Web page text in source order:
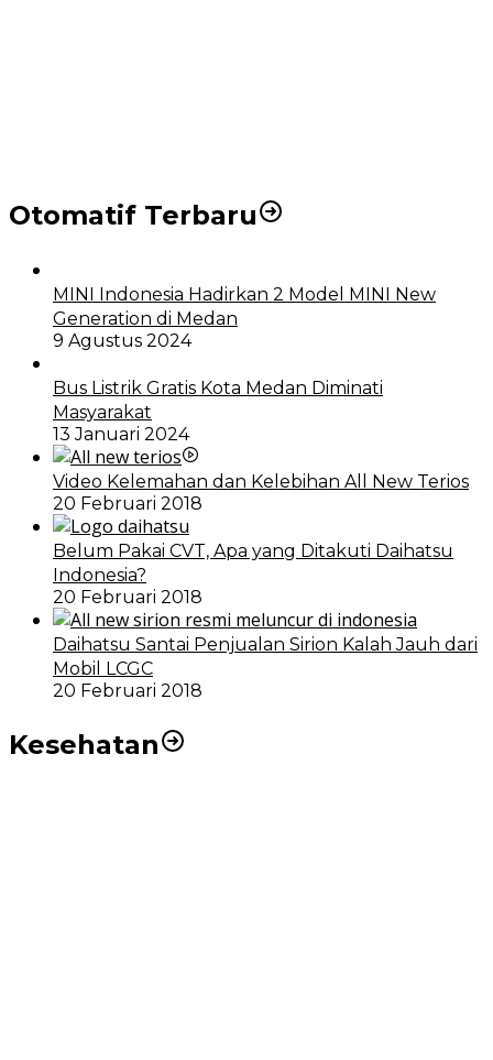
Otomatif Terbaru
MINI Indonesia Hadirkan 2 Model MINI New
Generation di Medan
9 Agustus 2024
Bus Listrik Gratis Kota Medan Diminati
Masyarakat
13 Januari 2024
Video Kelemahan dan Kelebihan All New Terios
20 Februari 2018
Belum Pakai CVT, Apa yang Ditakuti Daihatsu
Indonesia?
20 Februari 2018
Daihatsu Santai Penjualan Sirion Kalah Jauh dari
Mobil LCGC
20 Februari 2018
Kesehatan